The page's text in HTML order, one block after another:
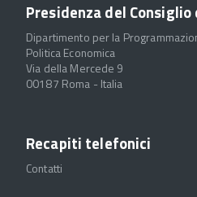
Presidenza del
Dipartimento per la
Politica Economica
Via della Mercede 9
00187 Roma - Italia
Recapiti telefonici
Contatti